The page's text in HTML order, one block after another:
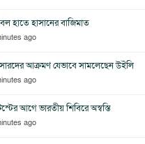
হাতে হাসানের বাজিমাত
ago
আক্রমণ যেভাবে সামলেছেন উইলি
ago
আগে ভারতীয় শিবিরে অস্বস্তি
ago